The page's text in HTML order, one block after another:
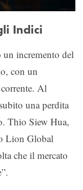
Indici
un incremento del
con un
Al
una perdita
Thio Siew Hua,
Lion Global
che il mercato